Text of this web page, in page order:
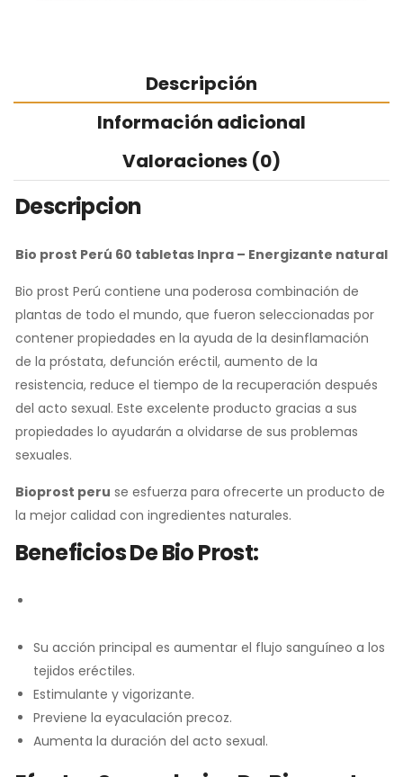
Descripción
Información adicional
Valoraciones (0)
Descripcion
Bio prost Perú 60 tabletas Inpra – Energizante natural
Bio prost Perú contiene una poderosa combinación de
plantas de todo el mundo, que fueron seleccionadas por
contener propiedades en la ayuda de la desinflamación
de la próstata, defunción eréctil, aumento de la
resistencia, reduce el tiempo de la recuperación después
del acto sexual. Este excelente producto gracias a sus
propiedades lo ayudarán a olvidarse de sus problemas
sexuales.
Bioprost peru se esfuerza para ofrecerte un producto de
la mejor calidad con ingredientes naturales.
Beneficios De Bio Prost:
Su acción principal es aumentar el flujo sanguíneo a los
tejidos eréctiles.
Estimulante y vigorizante.
Previene la eyaculación precoz.
Aumenta la duración del acto sexual.